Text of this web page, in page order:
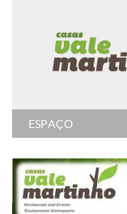
ESPAÇO